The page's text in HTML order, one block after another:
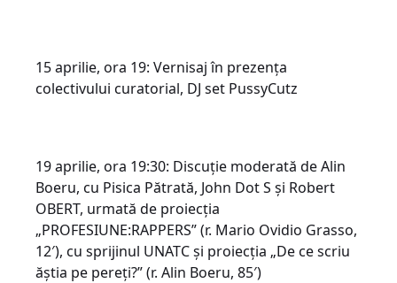
15 aprilie, ora 19: Vernisaj în prezența
colectivului curatorial, DJ set PussyCutz
19 aprilie, ora 19:30: Discuție moderată de Alin
Boeru, cu Pisica Pătrată, John Dot S și Robert
OBERT, urmată de proiecția
„PROFESIUNE:RAPPERS” (r. Mario Ovidio Grasso,
12′), cu sprijinul UNATC și proiecția „De ce scriu
ăștia pe pereți?” (r. Alin Boeru, 85′)